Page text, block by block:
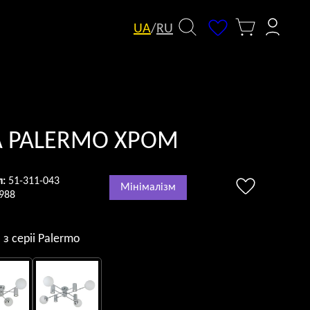
UA/RU
PALERMO ХРОМ
51-311-043
Мінімалізм
з серii Palermo